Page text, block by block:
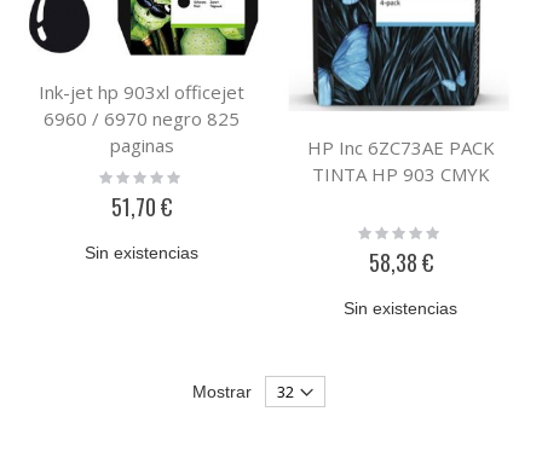
Ink-jet hp 903xl officejet
6960 / 6970 negro 825
paginas
Rating:
51,70 €
Sin existencias
HP Inc 6ZC73AE PACK
TINTA HP 903 CMYK
Rating:
58,38 €
Sin existencias
Mostrar